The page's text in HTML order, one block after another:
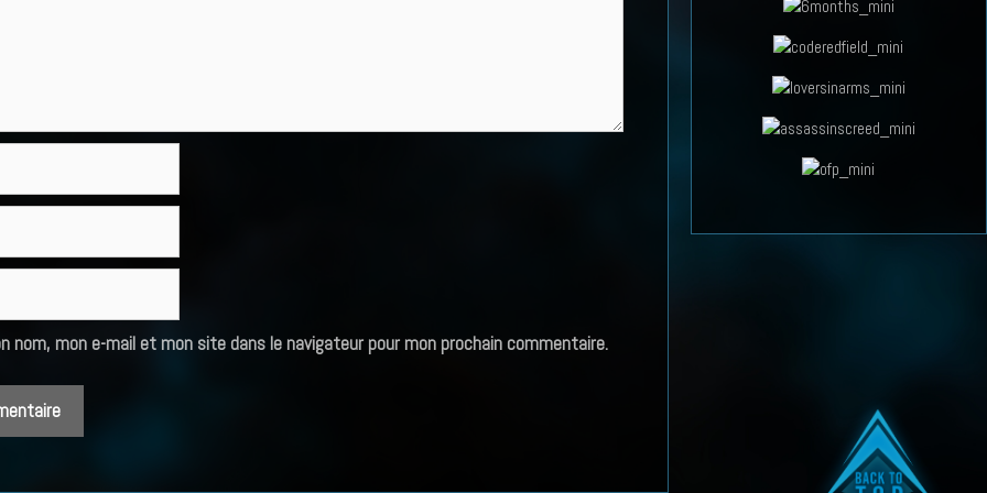
nom, mon e-mail et mon site dans le navigateur pour mon prochain commentaire.